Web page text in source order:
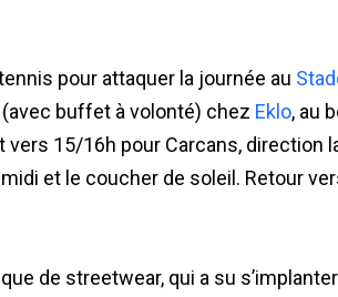
pour attaquer la journée au
buffet à volonté) chez Eklo, au
vers 15/16h pour Carcans, direction
et le coucher de soleil. Retour
de streetwear, qui a su